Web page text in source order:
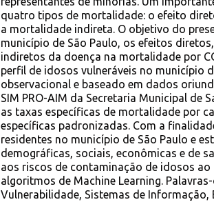
quatro tipos de mortalidade: o efeito
a mortalidade indireta. O objetivo do
município de São Paulo, os efeitos
indiretos da doença na mortalidade por
perfil de idosos vulneráveis no município
observacional e baseado em dados
SIM PRO-AIM da Secretaria Municipal de
as taxas específicas de mortalidade por
específicas padronizadas. Com a
residentes no município de São Paulo e
demográficas, sociais, econômicas e de
aos riscos de contaminação de idosos ao
algoritmos de Machine Learning.
Vulnerabilidade, Sistemas de Informação,